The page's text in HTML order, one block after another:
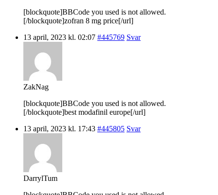
[blockquote]BBCode you used is not allowed.
[/blockquote]zofran 8 mg price[/url]
13 april, 2023 kl. 02:07 #445769 Svar
ZakNag
[blockquote]BBCode you used is not allowed.
[/blockquote]best modafinil europe[/url]
13 april, 2023 kl. 17:43 #445805 Svar
DarrylTum